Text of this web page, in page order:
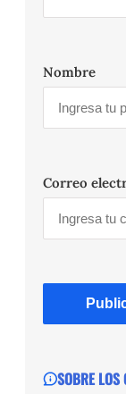
Nombre
Correo
SOBRE LOS